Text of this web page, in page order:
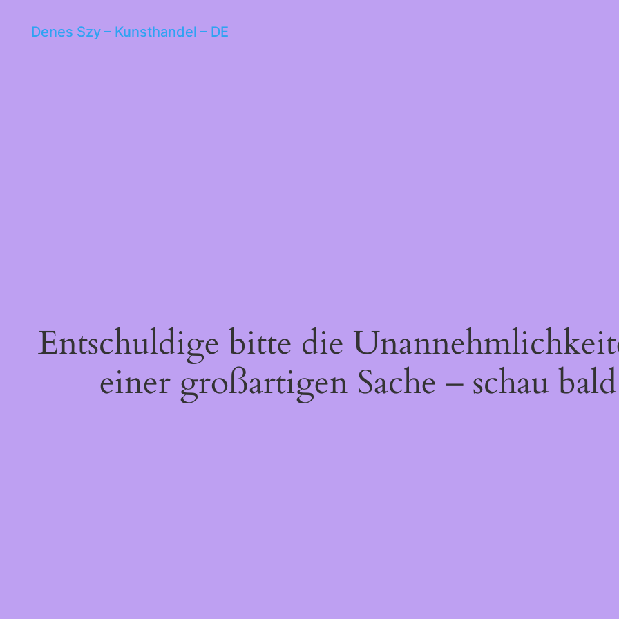
Denes Szy – Kunsthandel – DE
Entschuldige bitte die
einer großartigen Sache – schau